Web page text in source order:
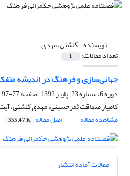
نویسنده =گلشنی، مهدی
تعداد مقالات: 1
جهانی‌سازی و فرهنگ در اندیشه
دوره 6، شماره 23، پاییز 1392، صفحه
77-97
کامیار صداقت ثمرحسینی، مهدی گلشنی،
مشاهده مقاله
اصل مقاله 355.47 K
مقالات آماده انتشار